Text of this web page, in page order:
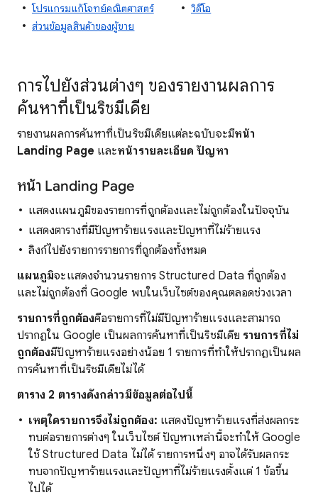
โปรแกรมแก้โจทย์คณิตศาสตร์
ส่วนข้อมูลสินค้าของผู้ขาย
วิดีโอ
การไปยังส่วนต่างๆ ของรายงานผลการ
ค้นหาที่เป็นริชมีเดีย
รายงานผลการค้นหาที่เป็นริชมีเดียแต่ละฉบับจะมีหน้า
Landing Page และหน้ารายละเอียด ปัญหา
หน้า Landing Page
แสดงแผนภูมิของรายการที่ถูกต้องและไม่ถูกต้องในปัจจุบัน
แสดงตารางที่มีปัญหาร้ายแรงและปัญหาที่ไม่ร้ายแรง
ลิงก์ไปยังรายการรายการที่ถูกต้องทั้งหมด
แผนภูมิจะแสดงจํานวนรายการ Structured Data ที่ถูกต้อง
และไม่ถูกต้องที่ Google พบในเว็บไซต์ของคุณตลอดช่วงเวลา
รายการที่ถูกต้องคือรายการที่ไม่มีปัญหาร้ายแรงและสามารถ
ปรากฏใน Google เป็นผลการค้นหาที่เป็นริชมีเดีย รายการที่ไม่
ถูกต้องมีปัญหาร้ายแรงอย่างน้อย 1 รายการที่ทำให้ปรากฏเป็นผล
การค้นหาที่เป็นริชมีเดียไม่ได้
ตาราง 2 ตารางดังกล่าวมีข้อมูลต่อไปนี้
เหตุใดรายการจึงไม่ถูกต้อง: แสดงปัญหาร้ายแรงที่ส่งผลกระ
ทบต่อรายการต่างๆ ในเว็บไซต์ ปัญหาเหล่านี้จะทำให้ Google
ใช้ Structured Data ไม่ได้ รายการหนึ่งๆ อาจได้รับผลกระ
ทบจากปัญหาร้ายแรงและปัญหาที่ไม่ร้ายแรงตั้งแต่ 1 ข้อขึ้น
ไปได้